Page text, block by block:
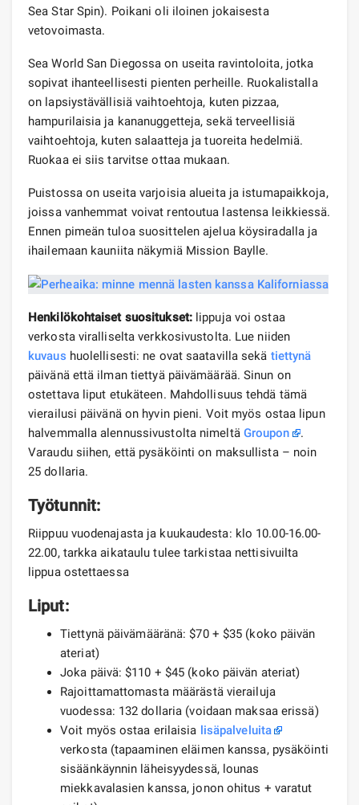
Sea Star Spin). Poikani oli iloinen jokaisesta
vetovoimasta.
Sea World San Diegossa on useita ravintoloita, jotka
sopivat ihanteellisesti pienten perheille. Ruokalistalla
on lapsiystävällisiä vaihtoehtoja, kuten pizzaa,
hampurilaisia ​​ja kananuggetteja, sekä terveellisiä
vaihtoehtoja, kuten salaatteja ja tuoreita hedelmiä.
Ruokaa ei siis tarvitse ottaa mukaan.
Puistossa on useita varjoisia alueita ja istumapaikkoja,
joissa vanhemmat voivat rentoutua lastensa leikkiessä.
Ennen pimeän tuloa suosittelen ajelua köysiradalla ja
ihailemaan kauniita näkymiä Mission Baylle.
Henkilökohtaiset suositukset:lippuja voi ostaa
verkosta viralliselta verkkosivustolta. Lue niiden
kuvaus huolellisesti: ne ovat saatavilla sekä tiettynä
päivänä että ilman tiettyä päivämäärää. Sinun on
ostettava liput etukäteen. Mahdollisuus tehdä tämä
vierailusi päivänä on hyvin pieni. Voit myös ostaa lipun
halvemmalla alennussivustolta nimeltä Groupon
.
Varaudu siihen, että pysäköinti on maksullista – noin
25 dollaria.
Työtunnit:
Riippuu vuodenajasta ja kuukaudesta: klo 10.00-16.00-
22.00, tarkka aikataulu tulee tarkistaa nettisivuilta
lippua ostettaessa
Liput:
Tiettynä päivämääränä: $70 + $35 (koko päivän
ateriat)
Joka päivä: $110 + $45 (koko päivän ateriat)
Rajoittamattomasta määrästä vierailuja
vuodessa: 132 dollaria (voidaan maksaa erissä)
Voit myös ostaa erilaisia ​​lisäpalveluita
verkosta (tapaaminen eläimen kanssa, pysäköinti
sisäänkäynnin läheisyydessä, lounas
miekkavalasien kanssa, jonon ohitus + varatut